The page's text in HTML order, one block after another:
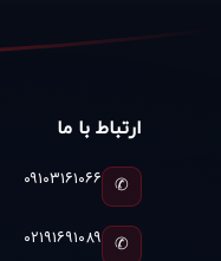
ارتباط با ما
✆ ۰۹۱۰۳۱۶۱۰۶۶
✆ ۰۲۱۹۱۶۹۱۰۸۹